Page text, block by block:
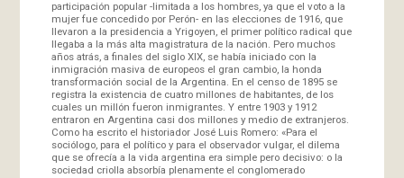
participación popular -limitada a los hombres, ya que el voto a la
mujer fue concedido por Perón- en las elecciones de 1916, que
llevaron a la presidencia a Yrigoyen, el primer político radical que
llegaba a la más alta magistratura de la nación. Pero muchos
años atrás, a finales del siglo XIX, se había iniciado con la
inmigración masiva de europeos el gran cambio, la honda
transformación social de la Argentina. En el censo de 1895 se
registra la existencia de cuatro millones de habitantes, de los
cuales un millón fueron inmigrantes. Y entre 1903 y 1912
entraron en Argentina casi dos millones y medio de extranjeros.
Como ha escrito el historiador José Luis Romero: «Para el
sociólogo, para el político y para el observador vulgar, el dilema
que se ofrecía a la vida argentina era simple pero decisivo: o la
sociedad criolla absorbía plenamente el conglomerado